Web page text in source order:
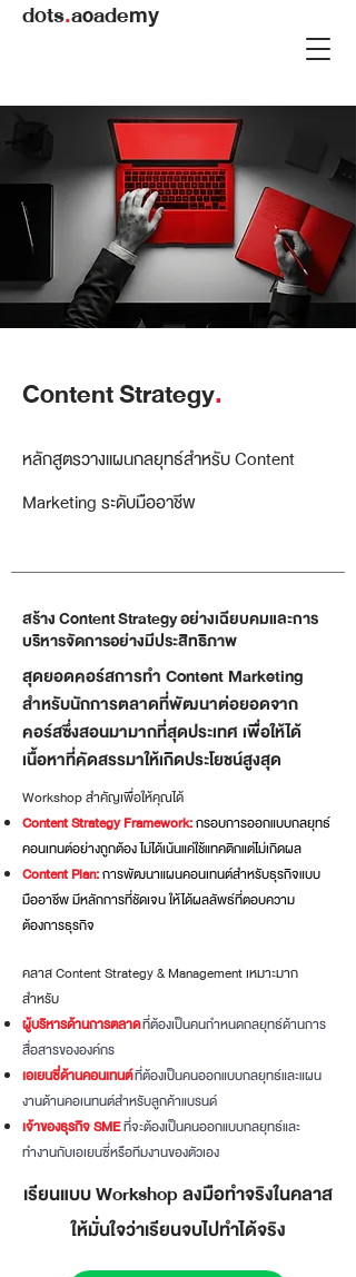
dots.academy
Content Strategy.
หลักสูตรวางแผนกลยุทธ์สำหรับ Content
Marketing ระดับมืออาชีพ
สร้าง Content Strategy อย่างเฉียบคมและการ
บริหารจัดการอย่างมีประสิทธิภาพ
สุดยอดคอร์สการทำ Content Marketing
สำหรับนักการตลาดที่พัฒนาต่อยอดจาก
คอร์สซึ่งสอนมามากที่สุดประเทศ เพื่อให้ได้
เนื้อหาที่คัดสรรมาให้เกิดประโยชน์สูงสุด
​Workshop สำคัญเพื่อให้คุณได้
Content Strategy Framework:กรอบการออกแบบกลยุทธ์
คอนเทนต์อย่างถูกต้อง ไม่ได้เน้นแค่ใช้แทคติกแต่ไม่เกิดผล
Content Plan:การพัฒนาแผนคอนเทนต์สำหรับธุรกิจแบบ
มืออาชีพ มีหลักการที่ชัดเจน ให้ได้ผลลัพธ์ที่ตอบความ
ต้องการธุรกิจ
คลาส Content Strategy & Management เหมาะมาก
สำหรับ
ผู้บริหารด้านการตลาดที่ต้องเป็นคนกำหนดกลยุทธ์ด้านการ
สื่อสารขององค์กร
เอเยนซี่ด้านคอนเทนต์ที่ต้องเป็นคนออกแบบกลยุทธ์และแผน
งานด้านคอเนทนต์สำหรับลูกค้าแบรนด์
เจ้าของธุรกิจ SMEที่จะต้องเป็นคนออกแบบกลยุทธ์และ
ทำงานกับเอเยนซี่หรือทีมงานของตัวเอง
เรียนแบบ Workshop ลงมือทำจริงในคลาส
ให้มั่นใจว่าเรียนจบไปทำได้จริง